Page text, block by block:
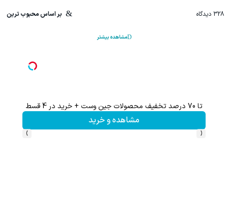
328 دیدگاه بر اساس محبوب ترین
مشاهده بیشتر
تا 70 درصد تخفیف محصولات جین وست + خرید در 4 قسط
مشاهده و خرید
‹
›